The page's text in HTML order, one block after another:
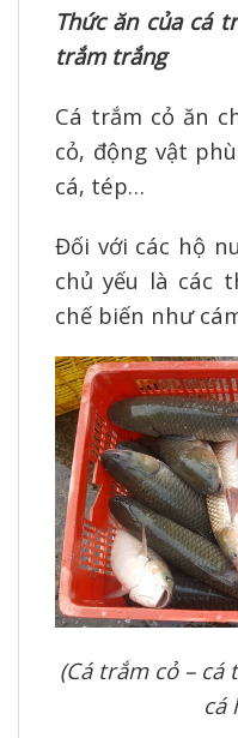
Thức ăn của cá
trắm trắng
Cá trắm cỏ ăn
cỏ, động vật
cá, tép…
Đối với các hộ
chủ yếu là các
chế biến như
(Cá trắm cỏ –
cá